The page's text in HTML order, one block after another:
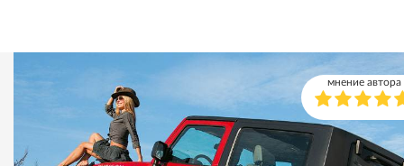
мнение автора